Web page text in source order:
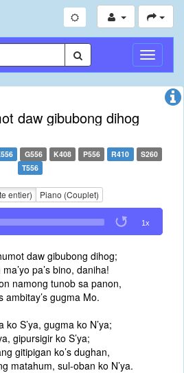
Toggle
daw gibubong dihog
G556 K408 P556 R410
S260
T556
entier) Piano (Couplet)
1x
daw gibubong dihog;
pa’s bino, daniha!
namong tunob sa panon,
ambitay’s gugma Mo.
ko S’ya, gugma ko N’ya;
gipursigir ko S’ya;
gitipigan ko’s dughan,
matahum, sul-oban ko N’ya.